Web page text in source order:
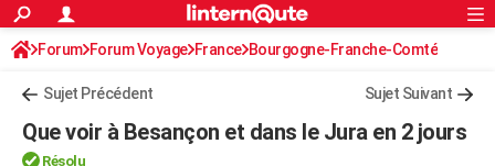
ACTUALITÉS
Politique
Société
Faits Divers
Education
Monde
Villes
+
Programme TV
TNTStreaming
Cinéma
Sorties cinéma
Musique
+FINANCE
Rechercher
S'inscrire
Connexion
Forum Forum Voyage France Bourgogne-Franche-Comté
Sujet Précédent Sujet Suivant
Que voir à Besançon et dans le Jura en 2 jours
Résolu